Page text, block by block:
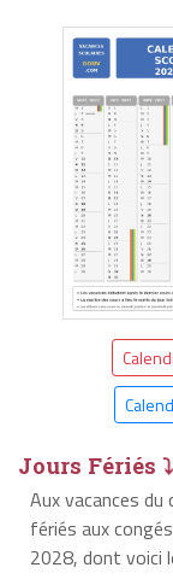
Jours Fériés ⤵
Aux vacances du
fériés aux
2028, dont voici